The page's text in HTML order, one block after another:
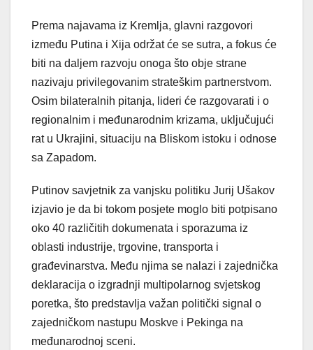
Prema najavama iz Kremlja, glavni razgovori
između Putina i Xija održat će se sutra, a fokus će
biti na daljem razvoju onoga što obje strane
nazivaju privilegovanim strateškim partnerstvom.
Osim bilateralnih pitanja, lideri će razgovarati i o
regionalnim i međunarodnim krizama, uključujući
rat u Ukrajini, situaciju na Bliskom istoku i odnose
sa Zapadom.
Putinov savjetnik za vanjsku politiku Jurij Ušakov
izjavio je da bi tokom posjete moglo biti potpisano
oko 40 različitih dokumenata i sporazuma iz
oblasti industrije, trgovine, transporta i
građevinarstva. Među njima se nalazi i zajednička
deklaracija o izgradnji multipolarnog svjetskog
poretka, što predstavlja važan politički signal o
zajedničkom nastupu Moskve i Pekinga na
međunarodnoj sceni.